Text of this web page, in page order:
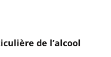
de l’alcool